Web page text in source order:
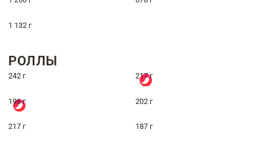
1 132 г
РОЛЛЫ
242 г 217 г
196 г 202 г
217 г 187 г